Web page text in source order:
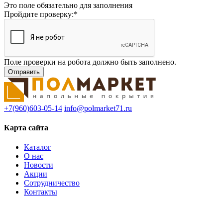
Это поле обязательно для заполнения
Пройдите проверку:*
Поле проверки на робота должно быть заполнено.
+7(960)603-05-14 info@polmarket71.ru
Карта сайта
Каталог
О нас
Новости
Акции
Сотрудничество
Контакты